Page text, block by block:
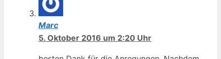
Marc
5. Oktober 2016 um 2:20 Uhr